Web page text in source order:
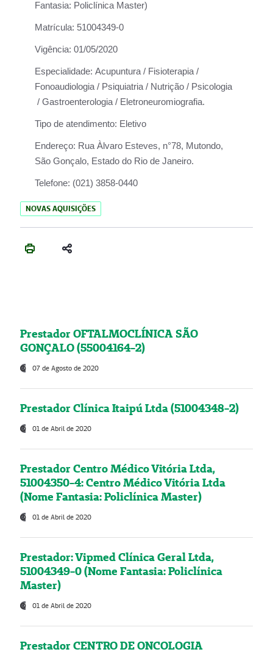
Fantasia: Policlínica Master)
Matrícula: 51004349-0
Vigência: 01/05/2020
Especialidade: Acupuntura / Fisioterapia /
Fonoaudiologia / Psiquiatria / Nutrição / Psicologia
/ Gastroenterologia / Eletroneuromiografia.
Tipo de atendimento: Eletivo
Endereço: Rua Àlvaro Esteves, n°78, Mutondo,
São Gonçalo, Estado do Rio de Janeiro.
Telefone: (021) 3858-0440
NOVAS AQUISIÇÕES
Prestador OFTALMOCLÍNICA SÃO
GONÇALO (55004164-2)
07 de Agosto de 2020
Prestador Clínica Itaipú Ltda (51004348-2)
01 de Abril de 2020
Prestador Centro Médico Vitória Ltda,
51004350-4: Centro Médico Vitória Ltda
(Nome Fantasia: Policlínica Master)
01 de Abril de 2020
Prestador: Vipmed Clínica Geral Ltda,
51004349-0 (Nome Fantasia: Policlínica
Master)
01 de Abril de 2020
Prestador CENTRO DE ONCOLOGIA